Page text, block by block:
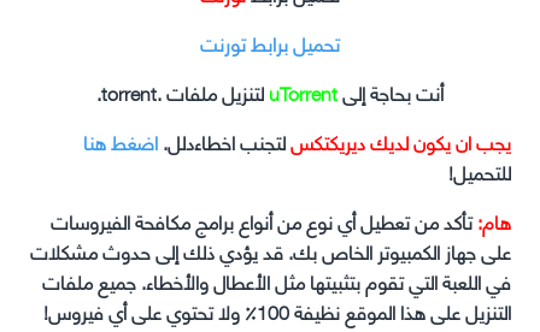
تحميل برابط تورنت
أنت بحاجة إلىuTorrentلتنزيل ملفات .torrent.
يجب ان يكون لديك ديريكتكسلتجنب اخطاءدلل.اضغط هنا
للتحميل!
هام:تأكد من تعطيل أي نوع من أنواع برامج مكافحة الفيروسات
على جهاز الكمبيوتر الخاص بك. قد يؤدي ذلك إلى حدوث مشكلات
في اللعبة التي تقوم بتثبيتها مثل الأعطال والأخطاء. جميع ملفات
التنزيل على هذا الموقع نظيفة 100٪ ولا تحتوي على أي فيروس!